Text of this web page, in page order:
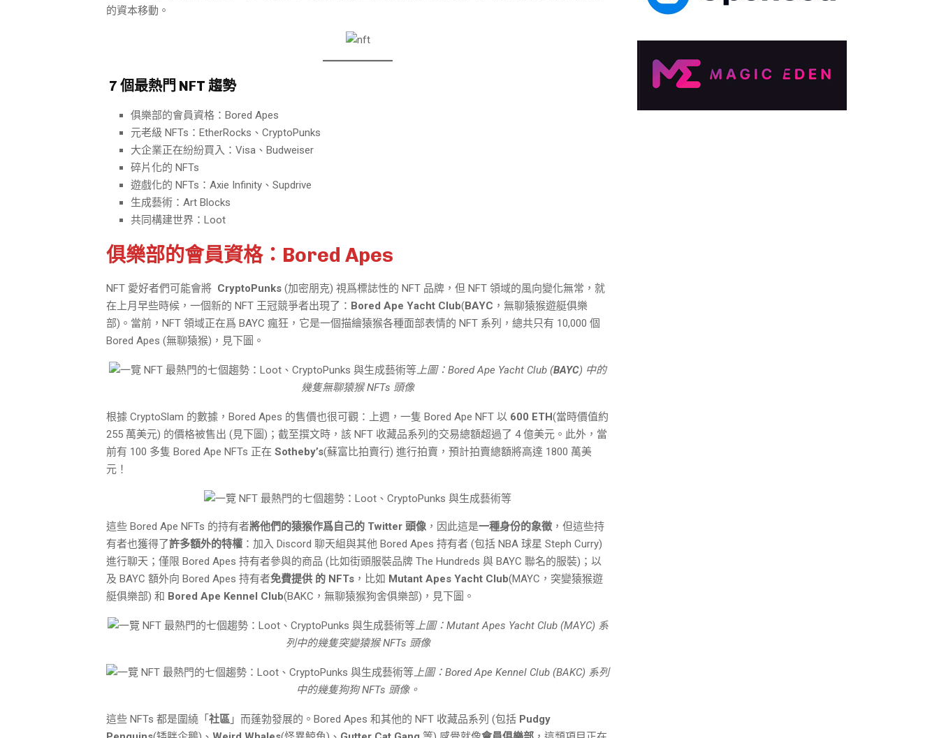
的資本移動。
7 個最熱門 NFT 趨勢
俱樂部的會員資格：Bored Apes
元老級 NFTs：EtherRocks、CryptoPunks
大企業正在紛紛買入：Visa、Budweiser
碎片化的 NFTs
遊戲化的 NFTs：Axie Infinity、Supdrive
生成藝術：Art Blocks
共同構建世界：Loot
俱樂部的會員資格：Bored Apes
NFT 愛好者們可能會將 CryptoPunks (加密朋克) 視爲標誌性的 NFT 品牌，但 NFT 領域的風向變化無常，就
在上月早些時候，一個新的 NFT 王冠競爭者出現了： Bored Ape Yacht Club(BAYC ，無聊猿猴遊艇俱樂
部)。當前，NFT 領域正在爲 BAYC 瘋狂，它是一個描繪猿猴各種面部表情的 NFT 系列，總共只有 10,000 個
Bored Apes (無聊猿猴)，見下圖。
上圖：Bored Ape Yacht Club (BAYC) 中的
幾隻無聊猿猴 NFTs 頭像
根據 CryptoSlam 的數據，Bored Apes 的售價也很可觀：上週，一隻 Bored Ape NFT 以 600 ETH(當時價值約
255 萬美元) 的價格被售出 (見下圖)；截至撰文時，該 NFT 收藏品系列的交易總額超過了 4 億美元。此外，當
前有 100 多隻 Bored Ape NFTs 正在 Sotheby’s(蘇富比拍賣行) 進行拍賣，預計拍賣總額將高達 1800 萬美
元！
這些 Bored Ape NFTs 的持有者將他們的猿猴作爲自己的 Twitter 頭像 ，因此這是一種身份的象徵 ，但這些持
有者也獲得了許多額外的特權 ：加入 Discord 聊天組與其他 Bored Apes 持有者 (包括 NBA 球星 Steph Curry)
進行聊天；僅限 Bored Apes 持有者參與的商品 (比如街頭服裝品牌 The Hundreds 與 BAYC 聯名的服裝)；以
及 BAYC 額外向 Bored Apes 持有者免費提供 的 NFTs ，比如 Mutant Apes Yacht Club(MAYC，突變猿猴遊
艇俱樂部) 和 Bored Ape Kennel Club(BAKC，無聊猿猴狗舍俱樂部)，見下圖。
上圖：Mutant Apes Yacht Club (MAYC) 系
列中的幾隻突變猿猴 NFTs 頭像
上圖：Bored Ape Kennel Club (BAKC) 系列
中的幾隻狗狗 NFTs 頭像。
這些 NFTs 都是圍繞「 社區 」而蓬勃發展的。Bored Apes 和其他的 NFT 收藏品系列 (包括 Pudgy